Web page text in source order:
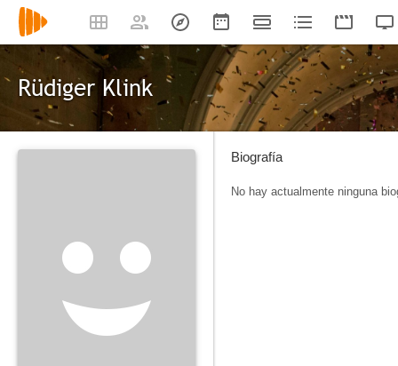
Rüdiger Klink
Biografía
No hay actualmente ninguna